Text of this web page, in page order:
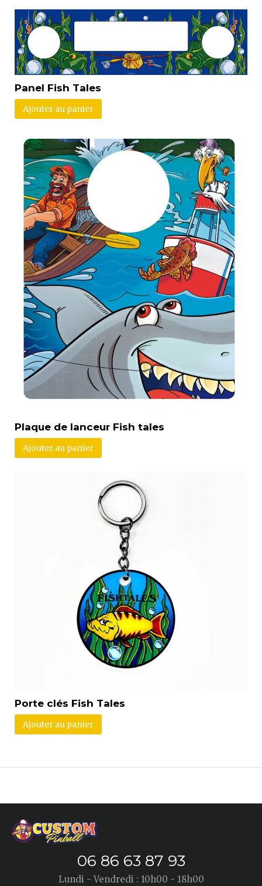
Panel Fish Tales
Ajouter au panier
Plaque de lanceur Fish tales
Ajouter au panier
Porte clés Fish Tales
Ajouter au panier
06 86 63 87 93
Lundi - Vendredi : 10h00 - 18h00